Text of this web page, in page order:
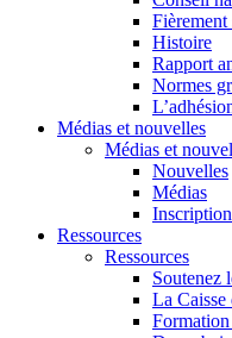
Histoire
Rapport
Normes
Médias et nouvelles
Médias et
Nouvelles
Médias
Ressources
Ressources
Soutenez
La Caisse